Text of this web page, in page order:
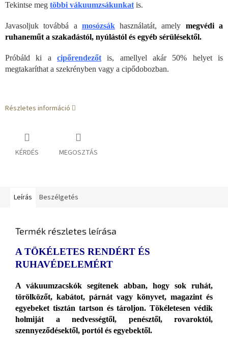
Tekintse meg többi vákuumzsákunkat is.
Javasoljuk továbbá a mosózsákhasználatát, amely megvédi a
ruhaneműt a szakadástól, nyúlástól és egyéb sérülésektől.
Próbáld ki a cipőrendezőt is, amellyel akár 50% helyet is
megtakaríthat a szekrényben vagy a cipődobozban.
Részletes információ
KÉRDÉS MEGOSZTÁS
Leírás Beszélgetés
Termék részletes leírása
A TÖKÉLETES RENDÉRT ÉS
RUHAVÉDELEMÉRT
A vákuumzacskók segítenek abban, hogy sok ruhát,
törölközőt, kabátot, párnát vagy könyvet, magazint és
egyebeket tisztán tartson és tároljon. Tökéletesen védik
holmiját a nedvességtől, penésztől, rovaroktól,
szennyeződésektől, portól és egyebektől.